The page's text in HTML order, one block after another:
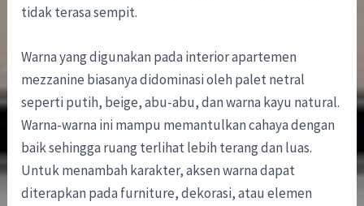
tidak terasa sempit.
Warna yang digunakan pada interior apartemen
mezzanine biasanya didominasi oleh palet netral
seperti putih, beige, abu-abu, dan warna kayu natural.
Warna-warna ini mampu memantulkan cahaya dengan
baik sehingga ruang terlihat lebih terang dan luas.
Untuk menambah karakter, aksen warna dapat
diterapkan pada furniture, dekorasi, atau elemen